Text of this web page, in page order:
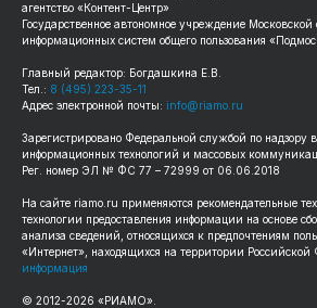
агентство «Контент-Центр»
Государственное автономное учреждение Московской
информационных систем общего пользования
Главный редактор: Богдашкина Е.В.
Тел.: 8 (495) 223-35-11
Адрес электронной почты: info@riamo.ru
Зарегистрировано Федеральной службой по надзору в
информационных технологий и массовых
Рег. номер ЭЛ № ФС 77 – 72999 от 06.06.2018
На сайте riamo.ru применяются рекомендательные
технологии предоставления информации на основе
анализа сведений, относящихся к предпочтениям
«Интернет», находящихся на территории Российской
информация
© 2012-2026 «РИАМО».